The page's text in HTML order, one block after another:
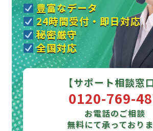
豊富なデータ
24時間受付・即日対応
秘密厳守
全国対応
【サポート相談窓
0120-769-
お電話のご相談
無料にて承っており